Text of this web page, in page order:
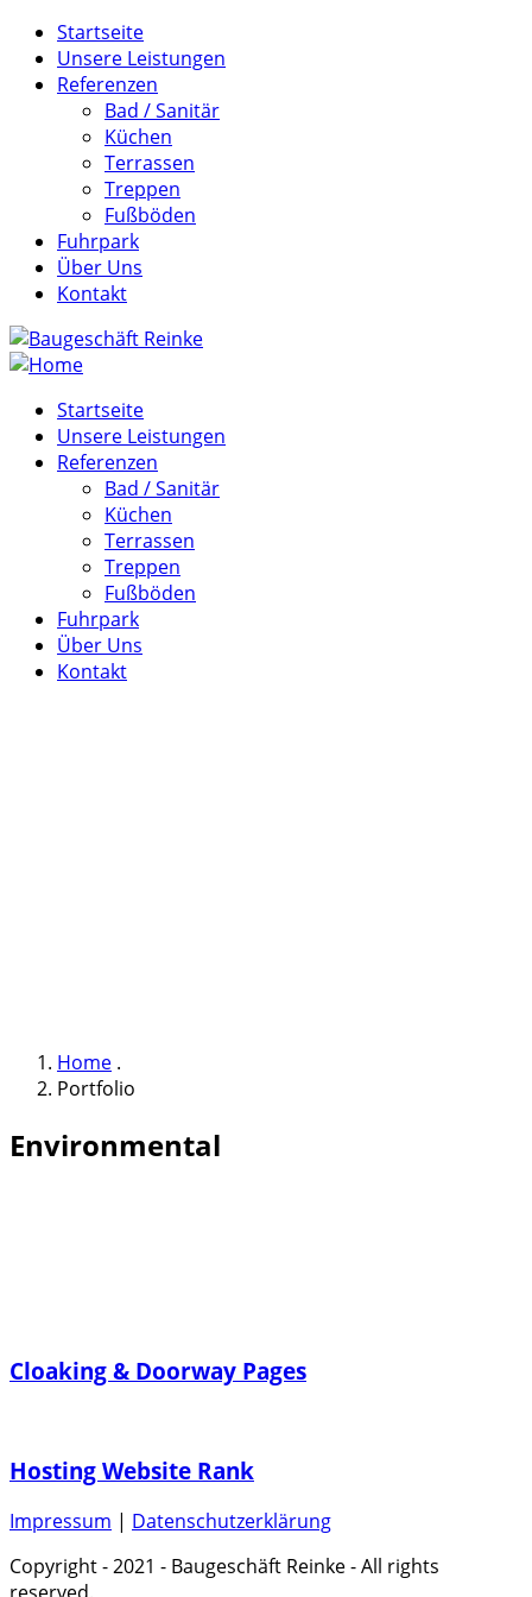
Startseite
Unsere Leistungen
Referenzen
Bad / Sanitär
Küchen
Terrassen
Treppen
Fußböden
Fuhrpark
Über Uns
Kontakt
Startseite
Unsere Leistungen
Referenzen
Bad / Sanitär
Küchen
Terrassen
Treppen
Fußböden
Fuhrpark
Über Uns
Kontakt
Home .
Portfolio
Environmental
Cloaking & Doorway Pages
Hosting Website Rank
Impressum | Datenschutzerklärung
Copyright - 2021 - Baugeschäft Reinke - All rights